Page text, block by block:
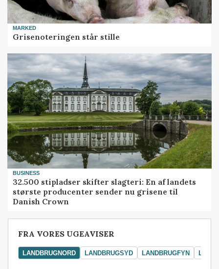
MARKED
Grisenoteringen står stille
BUSINESS
32.500 stipladser skifter slagteri: En af landets
største producenter sender nu grisene til
Danish Crown
FRA VORES UGEAVISER
LANDBRUGNORD LANDBRUGSYD LANDBRUGFYN